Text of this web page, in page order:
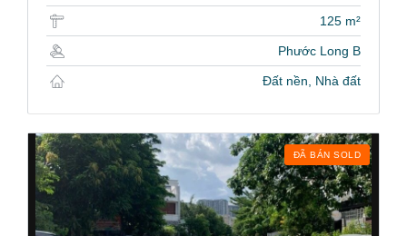
125 m²
Phước Long B
Đất nền, Nhà đất
ĐÃ BÁN SOLD